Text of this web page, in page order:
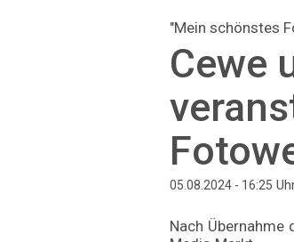
"Mein schönstes
Cewe
05.08.2024 - 16:25
Nach Übernahme